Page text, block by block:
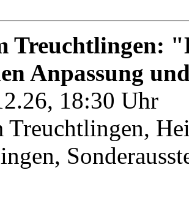
Treuchtlingen:
Anpassung
18:30 Uhr
Treuchtlingen,